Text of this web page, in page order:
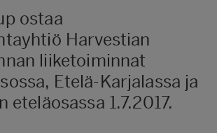
ostaa
Harvestian
liiketoiminnat
Etelä-Karjalassa ja
eteläosassa 1.7.2017.